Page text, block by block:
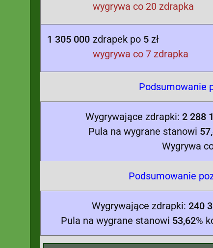
wygrywa co 20 zdrapka
1 305 000 zdrapek po 5 zł
wygrywa co 7 zdrapka
Podsumowanie
Wygrywające zdrapki: 2 288
Pula na wygrane stanowi
Wygrywa
Podsumowanie
Wygrywające zdrapki: 240
Pula na wygrane stanowi 53,62%